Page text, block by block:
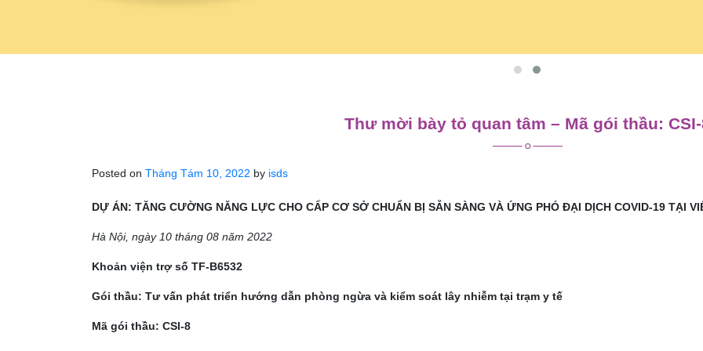
Thư mời bày tỏ quan tâm – Mã gói thầu:
Posted on Tháng Tám 10, 2022 by isds
DỰ ÁN: TĂNG CƯỜNG NĂNG LỰC CHO CẤP CƠ SỞ CHUẨN BỊ SẴN SÀNG VÀ ỨNG PHÓ ĐẠI DỊCH COVID-19 TẠI
Hà Nội, ngày 10 tháng 08 năm 2022
Khoản viện trợ số TF-B6532
Gói thầu: Tư vấn phát triển hướng dẫn phòng ngừa và kiểm soát lây nhiễm tại trạm y tế
Mã gói thầu: CSI-8